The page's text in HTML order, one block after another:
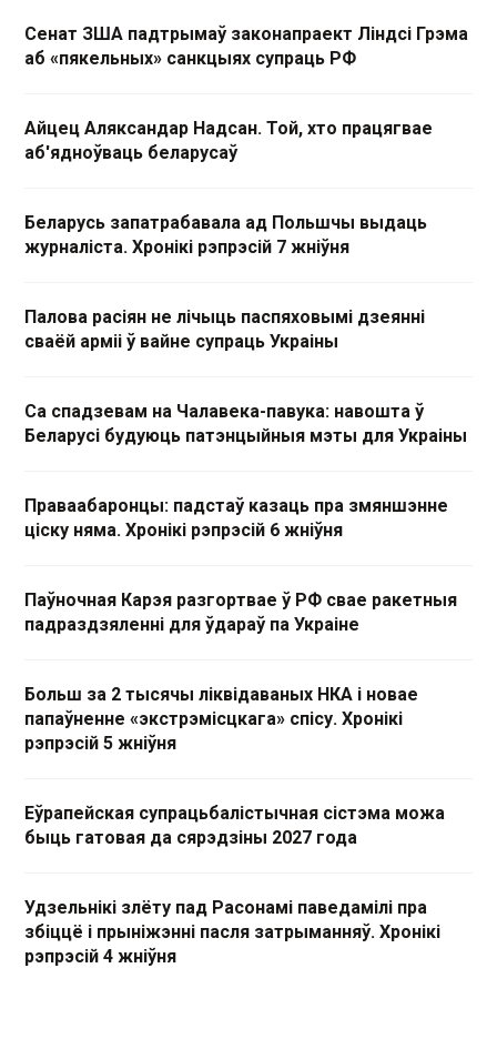
Сенат ЗША падтрымаў законапраект Ліндсі Грэма
аб «пякельных» санкцыях супраць РФ
Айцец Аляксандар Надсан. Той, хто працягвае
аб'ядноўваць беларусаў
Беларусь запатрабавала ад Польшчы выдаць
журналіста. Хронікі рэпрэсій 7 жніўня
Палова расіян не лічыць паспяховымі дзеянні
сваёй арміі ў вайне супраць Украіны
Са спадзевам на Чалавека-павука: навошта ў
Беларусі будуюць патэнцыйныя мэты для Украіны
Праваабаронцы: падстаў казаць пра змяншэнне
ціску няма. Хронікі рэпрэсій 6 жніўня
Паўночная Карэя разгортвае ў РФ свае ракетныя
падраздзяленні для ўдараў па Украіне
Больш за 2 тысячы ліквідаваных НКА і новае
папаўненне «экстрэмісцкага» спісу. Хронікі
рэпрэсій 5 жніўня
Еўрапейская супрацьбалістычная сістэма можа
быць гатовая да сярэдзіны 2027 года
Удзельнікі злёту пад Расонамі паведамілі пра
збіццё і прыніжэнні пасля затрыманняў. Хронікі
рэпрэсій 4 жніўня